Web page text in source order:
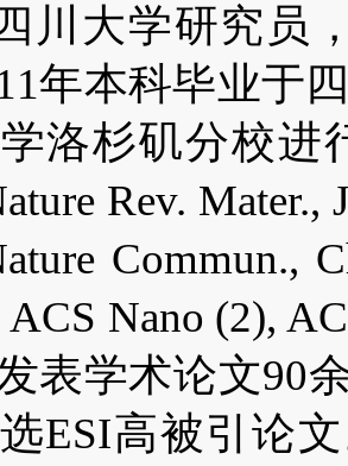
川大学研究员
年本科毕业于
洛杉矶分校进
Rev.
Commun.,
ACS Nano (2),
表学术论文90
ESI高被引论文